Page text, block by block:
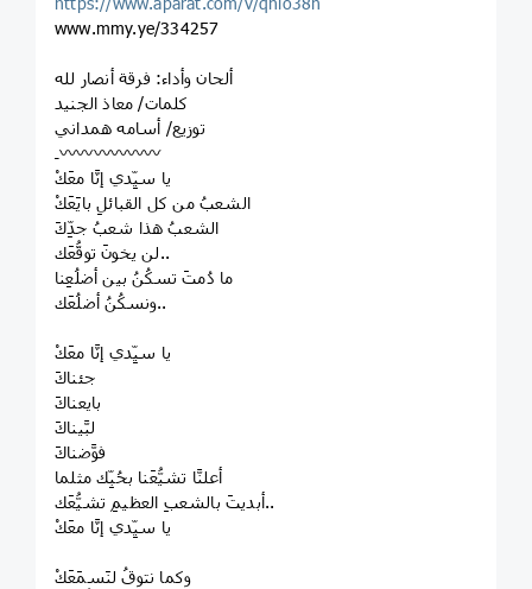
www.mmy.ye/334257
ألحان وأداء: فرقة أنصار لله
كلمات/ معاذ الجنيد
توزيع/ أسامه همداني
ـ〰️〰️〰️〰️〰️〰️
يا سيِّدي إنَّا معَكْ
‏الشعبُ من كل القبائلِ بايَعَكْ
‏الشعبُ هذا شعبُ جدِّكَ
‏لن يخونَ توقُّعَك..
‏ما دُمتَ تسكُنُ بين أضلُعِنا
‏ونسكُنُ أضلُعَك..
‏يا سيِّدي إنَّا معَكْ
‏جئناكَ
‏بايعناكَ
‏لبَّيناكَ
‏فوَّضناكَ
‏أعلنَّا تشيُّعَنا بحُبِّك مثلما
‏أبديتَ بالشعبِ العظيمِ تشيُّعَك..
‏يا سيِّدي إنَّا معَكْ
‏وكما نتوقُ لنَسمَعَكْ